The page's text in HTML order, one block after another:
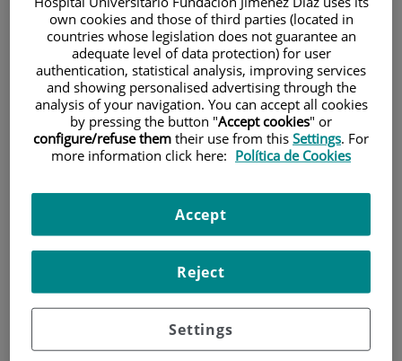
Preinscripción, Admisión y
Matrícula
Requisitos de acceso
Son los establecidos por el art. 28 de la normativa UAM en materia
de acceso y admisión a las enseñanzas propias.
título universitario oficial de Grado, Licenciatura, Ingeniería Superior
o Técnica, Arquitectura Superior o Técnica, Diplomatura o
equivalente, o de un título propio que sea considerado adecuado
Títulos universitarios conforme a sistemas educativos extranjeros sin
necesidad de la homologación, siempre que acrediten un nivel de
formación equivalente a los correspondientes títulos universitarios
oficiales españoles y que faculten en el país expedidor del título para
el acceso a enseñanzas de posgrado.
own cookies and those of third parties (located in
countries whose legislation does not guarantee an
adequate level of data protection) for user
authentication, statistical analysis, improving services
and showing personalised advertising through the
analysis of your navigation. You can accept all cookies
by pressing the button "Accept cookies" or
configure/refuse them their use from this Settings. For
more information click here: Política de Cookies
Settings
Reject
Accept